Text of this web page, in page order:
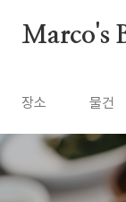
Marco's
장소 물건